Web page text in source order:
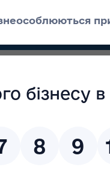
нагляд
реєстри
станом на 29.06.2022